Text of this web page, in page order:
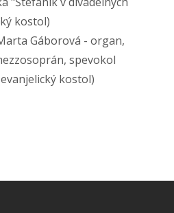
kostol)
Gáborová - organ,
spevokol
kostol)